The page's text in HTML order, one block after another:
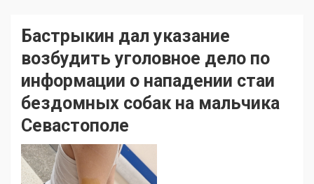
Бастрыкин дал указание
возбудить уголовное дело по
информации о нападении стаи
бездомных собак на мальчика
Севастополе